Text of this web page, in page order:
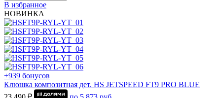
В избранное
НОВИНКА
+939 бонусов
Клюшка композитная дет. HS JETSPEED FT9 PRO BLUE